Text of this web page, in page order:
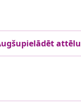
attēlu